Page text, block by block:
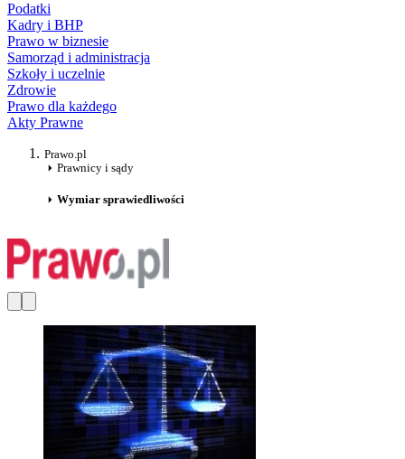
Podatki
Kadry i BHP
Prawo w biznesie
Samorząd i administracja
Szkoły i uczelnie
Zdrowie
Prawo dla każdego
Akty Prawne
Prawo.pl
Prawnicy i sądy
Wymiar sprawiedliwości